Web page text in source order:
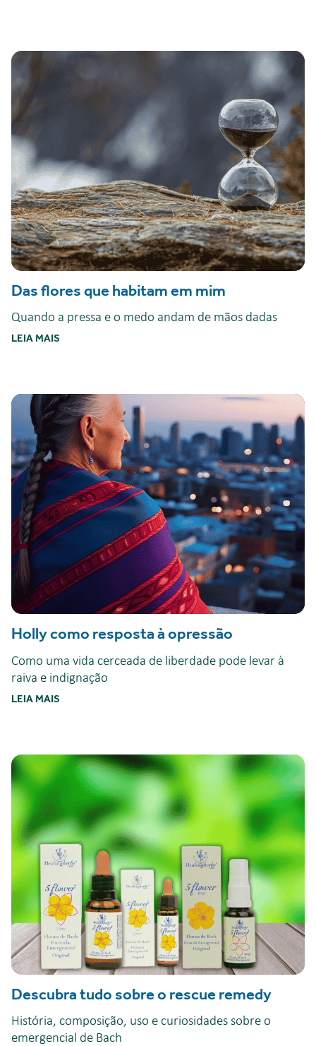
Das flores que habitam em mim
Quando a pressa e o medo andam de mãos dadas
LEIA MAIS
Holly como resposta à opressão
Como uma vida cerceada de liberdade pode levar à
raiva e indignação
LEIA MAIS
Descubra tudo sobre o rescue remedy
História, composição, uso e curiosidades sobre o
emergencial de Bach